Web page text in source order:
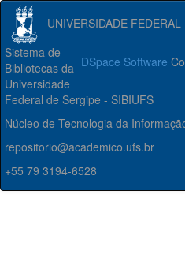
UNIVERSIDADE
DSpace Software
Sistema de
Bibliotecas da
Universidade
Federal de Sergipe - SIBIUFS
Núcleo de Tecnologia da
repositorio@academico.ufs.br
+55 79 3194-6528